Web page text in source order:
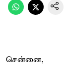
சென்னை,